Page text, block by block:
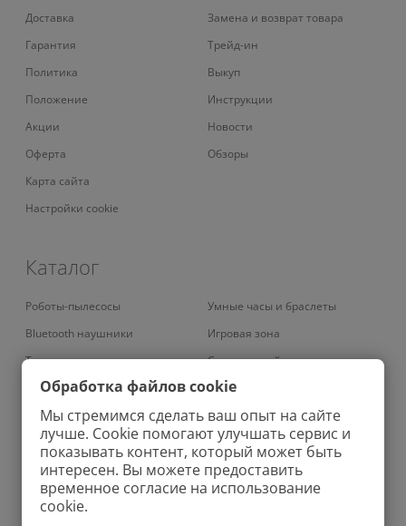
Доставка
Гарантия
Политика
Положение
Акции
Оферта
Карта сайта
Настройки cookie
Замена и возврат товара
Трейд-ин
Выкуп
Инструкции
Новости
Обзоры
Каталог
Роботы-пылесосы
Bluetooth наушники
Телевизоры
Умные кондиционеры
Вертикальные пылесосы
Проекторы
Роботы-мойщики окон
Колонки
Умные часы и браслеты
Игровая зона
Смарт-устройства
Умный дом
Аудио
Зарядные устройства
Ноутбуки
Бритвы
Обработка файлов cookie
Мы стремимся сделать ваш опыт на сайте
лучше. Cookie помогают улучшать сервис и
показывать контент, который может быть
интересен. Вы можете предоставить
временное согласие на использование
cookie.